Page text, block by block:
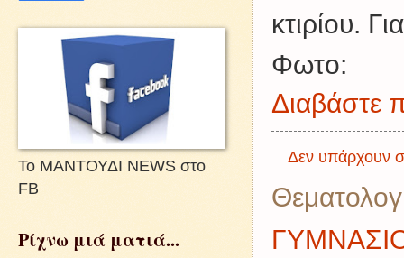
κτιρίου.
Φωτο:
Διαβάστε
Δεν υπάρχουν
Το ΜΑΝΤΟΥΔΙ NEWS στο
FB
Ρίχνω μιά ματιά...